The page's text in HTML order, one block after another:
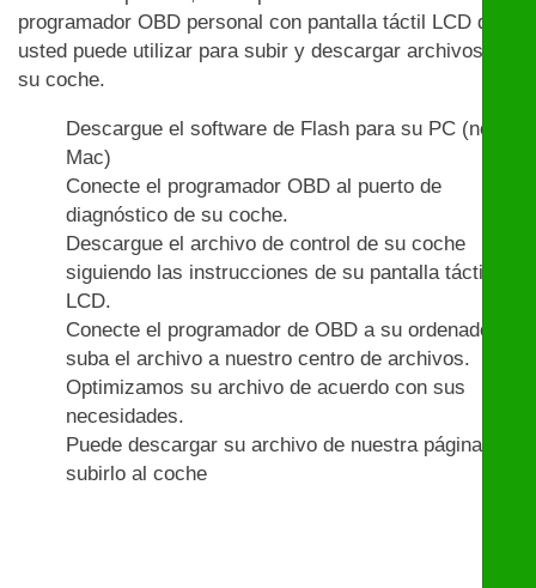
programador OBD personal con pantalla táctil LCD que
usted puede utilizar para subir y descargar archivos en
su coche.
Descargue el software de Flash para su PC (no
Mac)
Conecte el programador OBD al puerto de
diagnóstico de su coche.
Descargue el archivo de control de su coche
siguiendo las instrucciones de su pantalla táctil
LCD.
Conecte el programador de OBD a su ordenador y
suba el archivo a nuestro centro de archivos.
Optimizamos su archivo de acuerdo con sus
necesidades.
Puede descargar su archivo de nuestra página y
subirlo al coche